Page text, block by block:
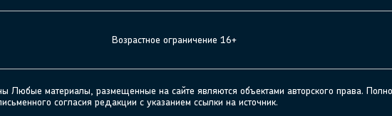
Возрастное ограничение 16+
материалы, размещенные на сайте являются объектами авторского права.
согласия редакции с указанием ссылки на источник.